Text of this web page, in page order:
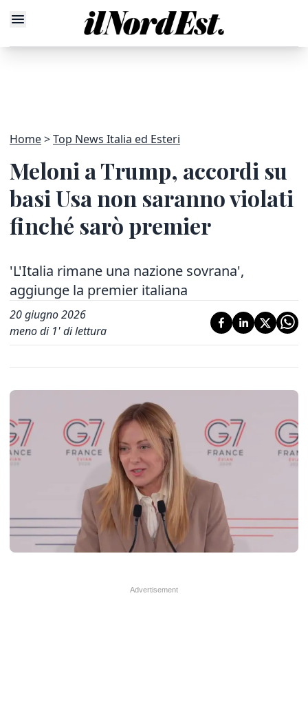
Home Top News Italia ed Esteri
Meloni a Trump, accordi su
basi Usa non saranno violati
finché sarò premier
'L'Italia rimane una nazione sovrana',
aggiunge la premier italiana
20 giugno 2026
meno di 1' di lettura